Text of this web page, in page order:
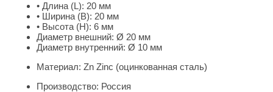
• Длина (L): 20 мм
• Ширина (B): 20 мм
• Высота (H): 6 мм
Диаметр внешний: Ø 20 мм
Диаметр внутренний: Ø 10 мм
Материал: Zn Zinc (оцинкованная сталь)
Производство: Россия